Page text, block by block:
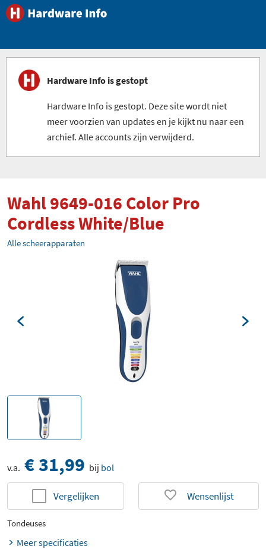
Hardware Info is gestopt
Hardware Info is gestopt. Deze site wordt niet
meer voorzien van updates en je kijkt nu naar een
archief. Alle accounts zijn verwijderd.
Wahl 9649-016 Color Pro
Cordless White/Blue
Alle scheerapparaten
v.a. € 31,99 bij bol
Vergelijken Wensenlijst
Tondeuses
Meer specificaties